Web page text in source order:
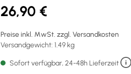
26,90 €
Preise inkl. MwSt. zzgl. Versandkosten
Versandgewicht: 1.49 kg
Sofort verfügbar, 24-48h Lieferzeit